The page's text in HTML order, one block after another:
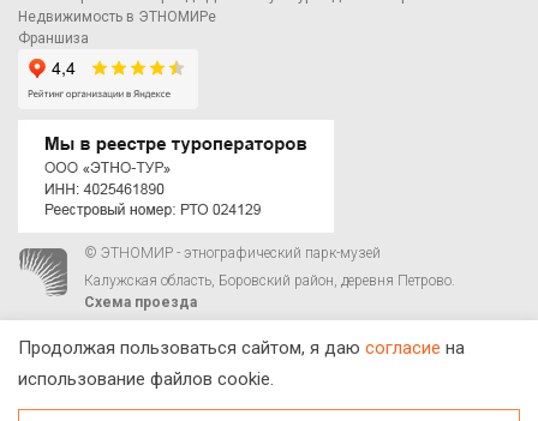
Недвижимость в ЭТНОМИРе
Франшиза
© ЭТНОМИР - этнографический парк-музей
Калужская область, Боровский район, деревня Петрово.
Схема проезда
Продолжая пользоваться сайтом, я даю согласие на
использование файлов cookie.